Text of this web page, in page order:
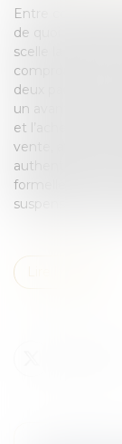
Entre
de quoi se
scelle la vente
compromis de
deux parties Le
un avant-
et l’acheteur
vente, avant
authentique. Ce
formelle sur le
suspensives, la